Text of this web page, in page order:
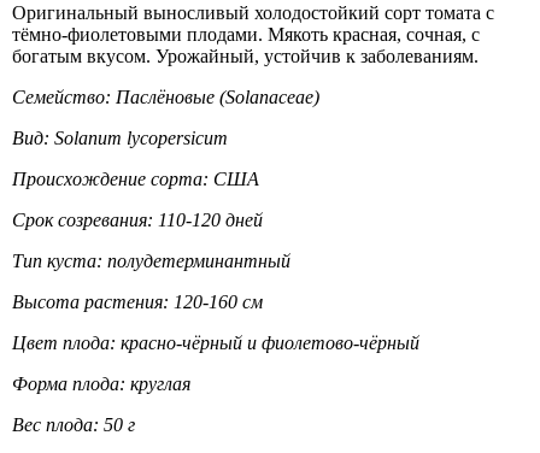
Оригинальный выносливый холодостойкий сорт томата с
тёмно-фиолетовыми плодами. Мякоть красная, сочная, с
богатым вкусом. Урожайный, устойчив к заболеваниям.
Семейство: Паслёновые (Solanaceae)
Вид: Solanum lycopersicum
Происхождение сорта: США
Срок созревания: 110-120 дней
Тип куста: полудетерминантный
Высота растения: 120-160 см
Цвет плода: красно-чёрный и фиолетово-чёрный
Форма плода: круглая
Вес плода: 50 г